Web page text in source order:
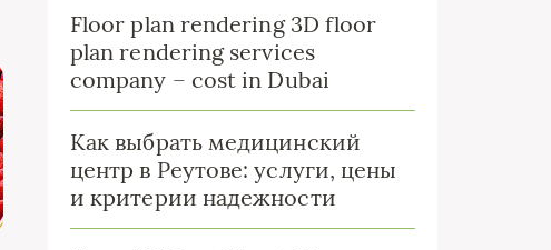
Floor plan rendering 3D floor
plan rendering services
company – cost in Dubai
Как выбрать медицинский
центр в Реутове: услуги, цены
и критерии надежности